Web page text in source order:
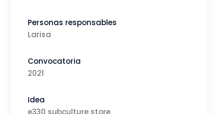
Personas responsables
Larisa
Convocatoria
2021
Idea
e330 subculture store